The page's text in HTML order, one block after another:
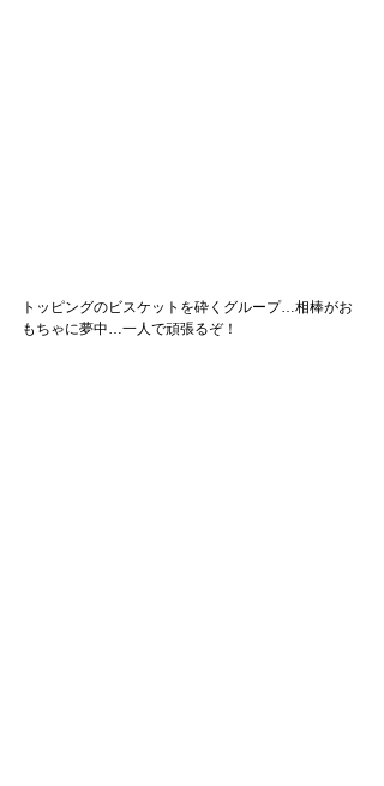
トッピングのビスケットを砕くグループ…相棒がお
もちゃに夢中…一人で頑張るぞ！